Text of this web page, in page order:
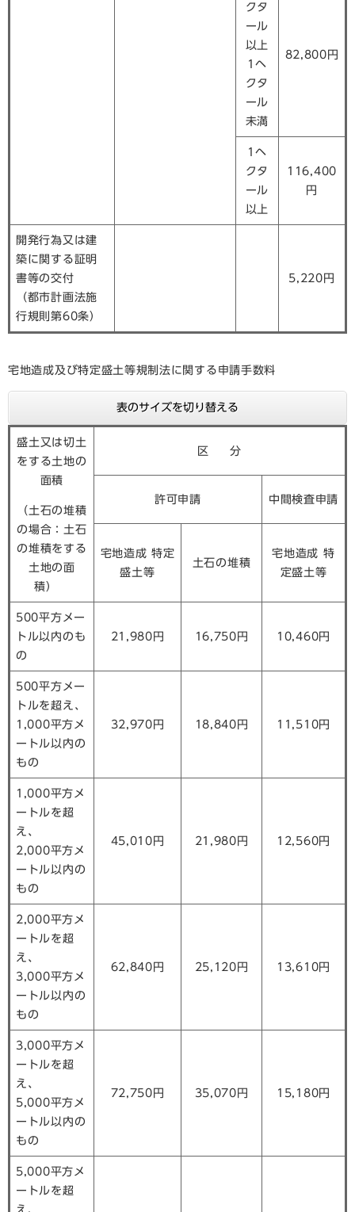
クタ
ール
以上
1ヘ
クタ
ール
未満
82,800円
1ヘ
クタ
ール
以上
116,400
円
開発行為又は建
築に関する証明
書等の交付
（都市計画法施
行規則第60条）
5,220円
宅地造成及び特定盛土等規制法に関する申請手数料
表のサイズを切り替える
盛土又は切土
をする土地の
面積
（土石の堆積
の場合：土石
の堆積をする
土地の面
積）
区 分
許可申請 中間検査申請
宅地造成 特定
盛土等
土石の堆積
宅地造成 特
定盛土等
500平方メー
トル以内のも
の
21,980円 16,750円 10,460円
500平方メー
トルを超え、
1,000平方メ
ートル以内の
もの
32,970円 18,840円 11,510円
1,000平方メ
ートルを超
え、
2,000平方メ
ートル以内の
もの
45,010円 21,980円 12,560円
2,000平方メ
ートルを超
え、
3,000平方メ
ートル以内の
もの
62,840円 25,120円 13,610円
3,000平方メ
ートルを超
え、
5,000平方メ
ートル以内の
もの
72,750円 35,070円 15,180円
5,000平方メ
ートルを超
え、